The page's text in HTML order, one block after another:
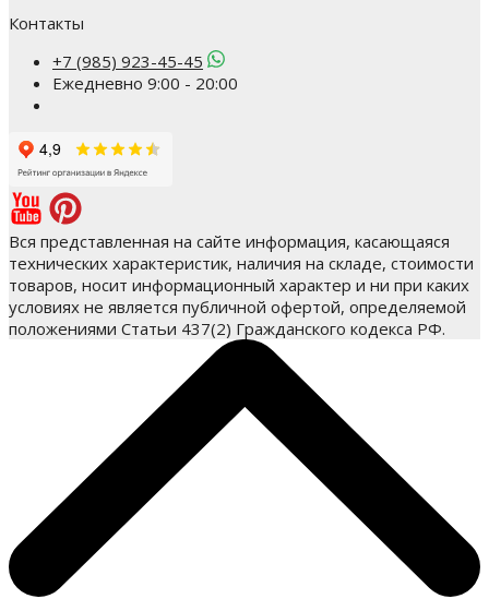
Контакты
+7 (985) 923-45-45
Ежедневно 9:00 - 20:00
Вся представленная на сайте информация, касающаяся
технических характеристик, наличия на складе, стоимости
товаров, носит информационный характер и ни при каких
условиях не является публичной офертой, определяемой
положениями Статьи 437(2) Гражданского кодекса РФ.